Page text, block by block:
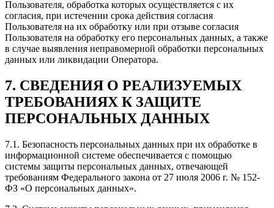
Пользователя, обработка которых осуществляется с их
согласия, при истечении срока действия согласия
Пользователя на их обработку или при отзыве согласия
Пользователя на обработку его персональных данных, а также
в случае выявления неправомерной обработки персональных
данных или ликвидации Оператора.
7. СВЕДЕНИЯ О РЕАЛИЗУЕМЫХ
ТРЕБОВАНИЯХ К ЗАЩИТЕ
ПЕРСОНАЛЬНЫХ ДАННЫХ
7.1. Безопасность персональных данных при их обработке в
информационной системе обеспечивается с помощью
системы защиты персональных данных, отвечающей
требованиям Федерального закона от 27 июля 2006 г. № 152-
ФЗ «О персональных данных».